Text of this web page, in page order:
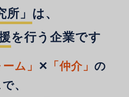
所」 は、
を行う企業です
ム」 ✕ 「仲介」 の
、